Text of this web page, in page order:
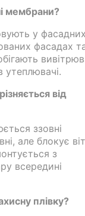
мембрани?
у
фасадах
утеплювачі.
від
ззовні
але блокує
з
всередині
плівку?